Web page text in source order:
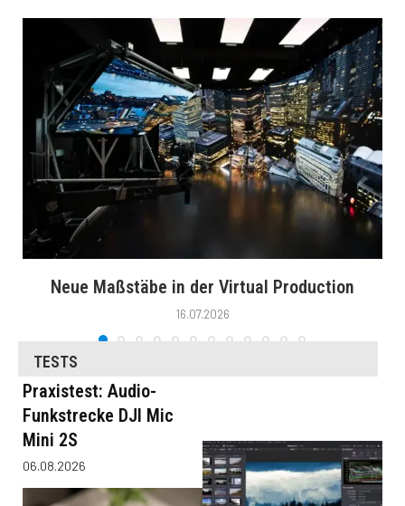
Neue Maßstäbe in der Virtual Production
16.07.2026
TESTS
Praxistest: Audio-
Funkstrecke DJI Mic
Mini 2S
06.08.2026